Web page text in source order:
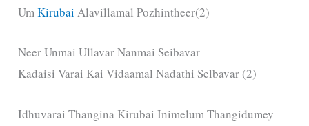
UmKirubaiAlavillamal Pozhintheer(2)
Neer Unmai Ullavar Nanmai Seibavar
Kadaisi Varai Kai Vidaamal Nadathi Selbavar (2)
Idhuvarai Thangina Kirubai Inimelum Thangidumey